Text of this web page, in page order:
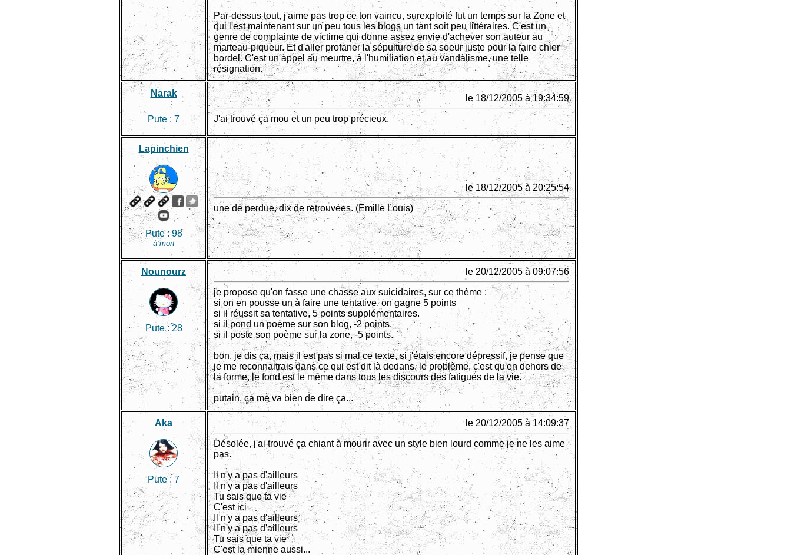
Par-dessus tout, j'aime pas trop ce ton vaincu, surexploité fut un temps sur la Zone et
qui l'est maintenant sur un peu tous les blogs un tant soit peu littéraires. C'est un
genre de complainte de victime qui donne assez envie d'achever son auteur au
marteau-piqueur. Et d'aller profaner la sépulture de sa soeur juste pour la faire chier
bordel. C'est un appel au meurtre, à l'humiliation et au vandalisme, une telle
résignation.
Narak
Pute : 7
le 18/12/2005 à 19:34:59
J'ai trouvé ça mou et un peu trop précieux.
Lapinchien
Pute :98
à mort
le 18/12/2005 à 20:25:54
une de perdue, dix de retrouvées. (Emille Louis)
Nounourz
Pute : 28
le 20/12/2005 à 09:07:56
je propose qu'on fasse une chasse aux suicidaires, sur ce thème :
si on en pousse un à faire une tentative, on gagne 5 points
si il réussit sa tentative, 5 points supplémentaires.
si il pond un poème sur son blog, -2 points.
si il poste son poème sur la zone, -5 points.
bon, je dis ça, mais il est pas si mal ce texte, si j'étais encore dépressif, je pense que
je me reconnaitrais dans ce qui est dit là dedans. le problème, c'est qu'en dehors de
la forme, le fond est le même dans tous les discours des fatigués de la vie.
putain, ça me va bien de dire ça...
Aka
Pute : 7
le 20/12/2005 à 14:09:37
Désolée, j'ai trouvé ça chiant à mourir avec un style bien lourd comme je ne les aime
pas.
Il n'y a pas d'ailleurs
Il n'y a pas d'ailleurs
Tu sais que ta vie
C'est ici
Il n'y a pas d'ailleurs
Il n'y a pas d'ailleurs
Tu sais que ta vie
C'est la mienne aussi...